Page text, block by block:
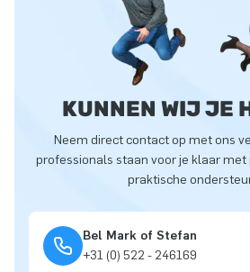
KUNNEN WIJ JE
Neem direct contact op met ons
professionals staan voor je klaar met
praktische
Bel Mark of Stefan
+31 (0) 522 - 246169